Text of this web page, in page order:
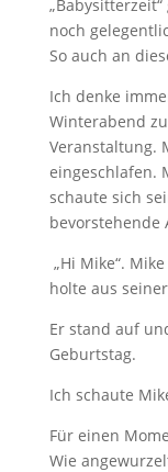
noch
So auch an
Ich denke
Winterabend
Veranstaltung.
eingeschlafen.
schaute sich
bevorstehende
„Hi Mike“.
holte aus
Er stand auf
Geburtstag.
Ich schaute
Für einen
Wie